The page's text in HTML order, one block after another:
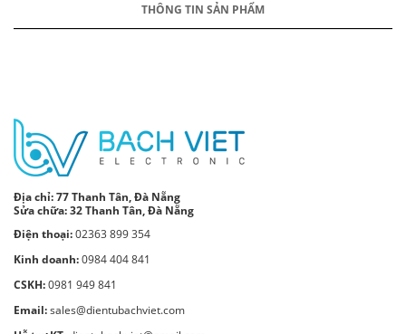
THÔNG TIN SẢN PHẨM
Địa chỉ:77 Thanh Tân, Đà Nẵng
Sửa chữa: 32 Thanh Tân, Đà Nẵng
Điện thoại:02363 899 354
Kinh doanh:0984 404 841
CSKH:0981 949 841
Email:sales@dientubachviet.com